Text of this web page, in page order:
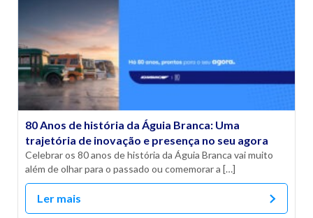
80 Anos de história da Águia Branca: Uma
trajetória de inovação e presença no seu agora
Celebrar os 80 anos de história da Águia Branca vai muito
além de olhar para o passado ou comemorar a […]
Ler mais